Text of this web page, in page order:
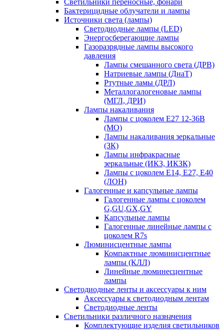
Светильники переносные, фонари
Бактерицидные облучатели и лампы
Источники света (лампы)
Светодиодные лампы (LED)
Энергосберегающие лампы
Газоразрядные лампы высокого
давления
Лампы смешанного света (ДРВ)
Натриевые лампы (ДнаТ)
Ртутные ламы (ДРЛ)
Металлогалогеновые лампы
(МГЛ, ДРИ)
Лампы накаливания
Лампы с цоколем Е27 12-36В
(МО)
Лампы накаливания зеркальные
(ЗК)
Лампы инфракрасные
зеркальные (ИКЗ, ИКЗК)
Лампы с цоколем Е14, Е27, Е40
(ЛОН)
Галогенные и капсульные лампы
Галогенные лампы с цоколем
G,GU,GX,GY
Капсульные лампы
Галогенные линейные лампы с
цоколем R7s
Люминисцентные лампы
Компактные люминисцентные
лампы (КЛЛ)
Линейные люминесцентные
лампы
Светодиодные ленты и аксессуары к ним
Аксессуары к светодиодным лентам
Светодиодные ленты
Светильники различного назначения
Комплектующие изделия светильников